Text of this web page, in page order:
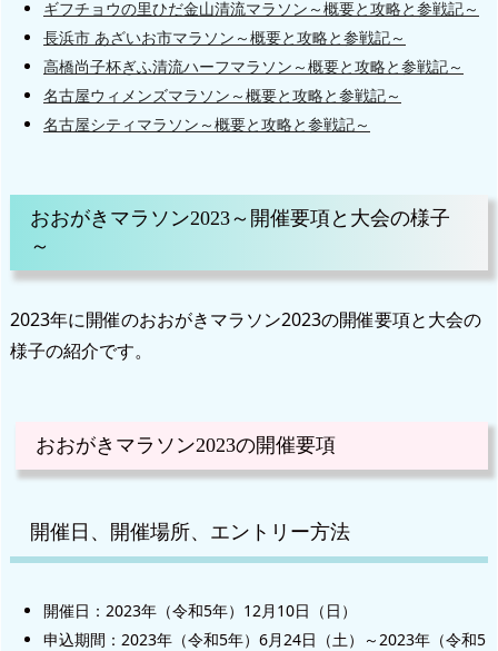
ギフチョウの里ひだ金山清流マラソン～概要と攻略と参戦記～
長浜市 あざいお市マラソン～概要と攻略と参戦記～
高橋尚子杯ぎふ清流ハーフマラソン～概要と攻略と参戦記～
名古屋ウィメンズマラソン～概要と攻略と参戦記～
名古屋シティマラソン～概要と攻略と参戦記～
おおがきマラソン2023～開催要項と大会の様子
～
2023年に開催のおおがきマラソン2023の開催要項と大会の
様子の紹介です。
おおがきマラソン2023の開催要項
開催日、開催場所、エントリー方法
開催日：2023年（令和5年）12月10日（日）
申込期間：2023年（令和5年）6月24日（土）～2023年（令和5